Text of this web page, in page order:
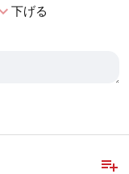
下げる
playlist_add